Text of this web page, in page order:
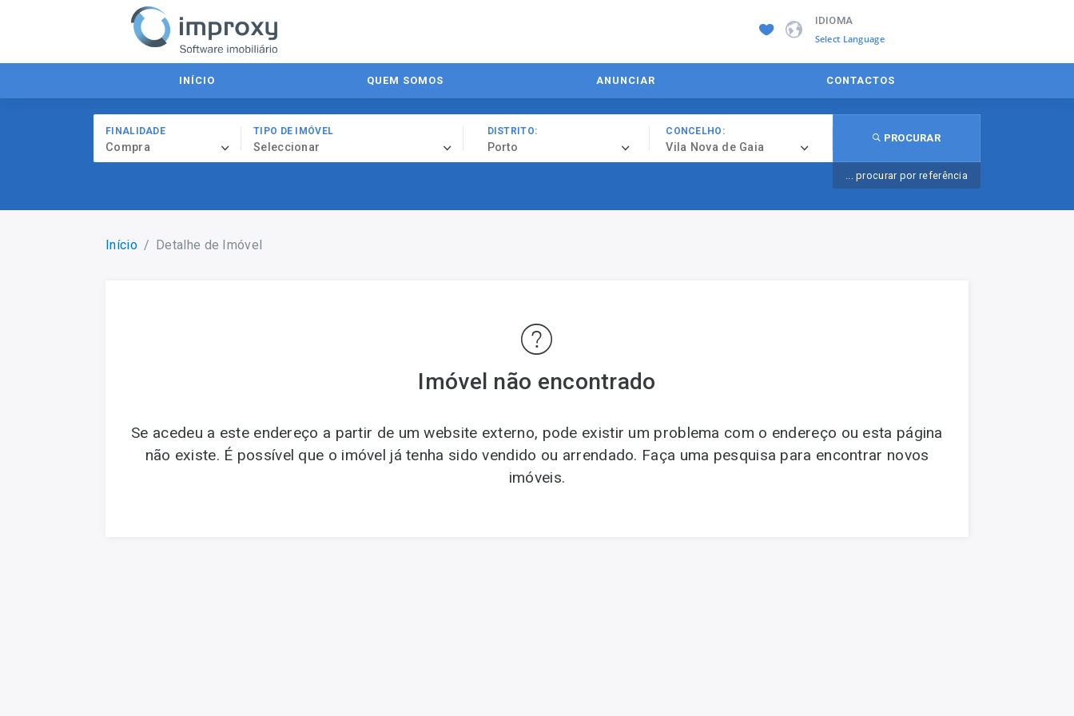
IDIOMA
Powered by
INÍCIO QUEM SOMOS ANUNCIAR CONTACTOS
FINALIDADE
Compra
TIPO DE IMÓVEL
Seleccionar
DISTRITO:
Porto
CONCELHO:
Vila Nova de Gaia
PROCURAR
... procurar por referência
Início Detalhe de Imóvel
Imóvel não encontrado
Se acedeu a este endereço a partir de um website externo, pode existir um problema com o endereço ou esta página
não existe. É possível que o imóvel já tenha sido vendido ou arrendado. Faça uma pesquisa para encontrar novos
imóveis.